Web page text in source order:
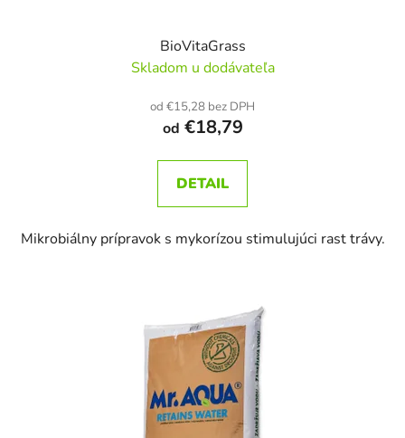
BioVitaGrass
Skladom u dodávateľa
od €15,28 bez DPH
od €18,79
DETAIL
Mikrobiálny prípravok s mykorízou stimulujúci rast trávy.